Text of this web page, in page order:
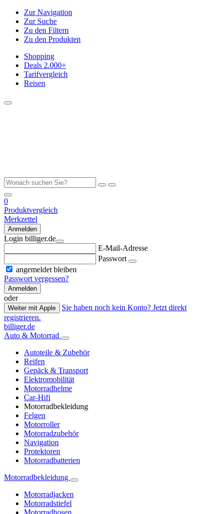
Zur Navigation
Zur Suche
Zu den Filtern
Zu den Produkten
Shopping
Deals 2.000+
Tarifvergleich
Reisen
0
Produktvergleich
Merkzettel
Anmelden
Login billiger.de
E-Mail-Adresse
Passwort
angemeldet bleiben
Passwort vergessen?
Anmelden
oder
Weiter mit Apple
Sie haben noch kein Konto? Jetzt direkt
registrieren.
billiger.de
Auto & Motorrad
Autoteile & Zubehör
Reifen
Gepäck & Transport
Elektromobilität
Motorradhelme
Car-Hifi
Motorradbekleidung
Felgen
Motorroller
Motorradzubehör
Navigation
Protektoren
Motorradbatterien
Motorradbekleidung
Motorradjacken
Motorradstiefel